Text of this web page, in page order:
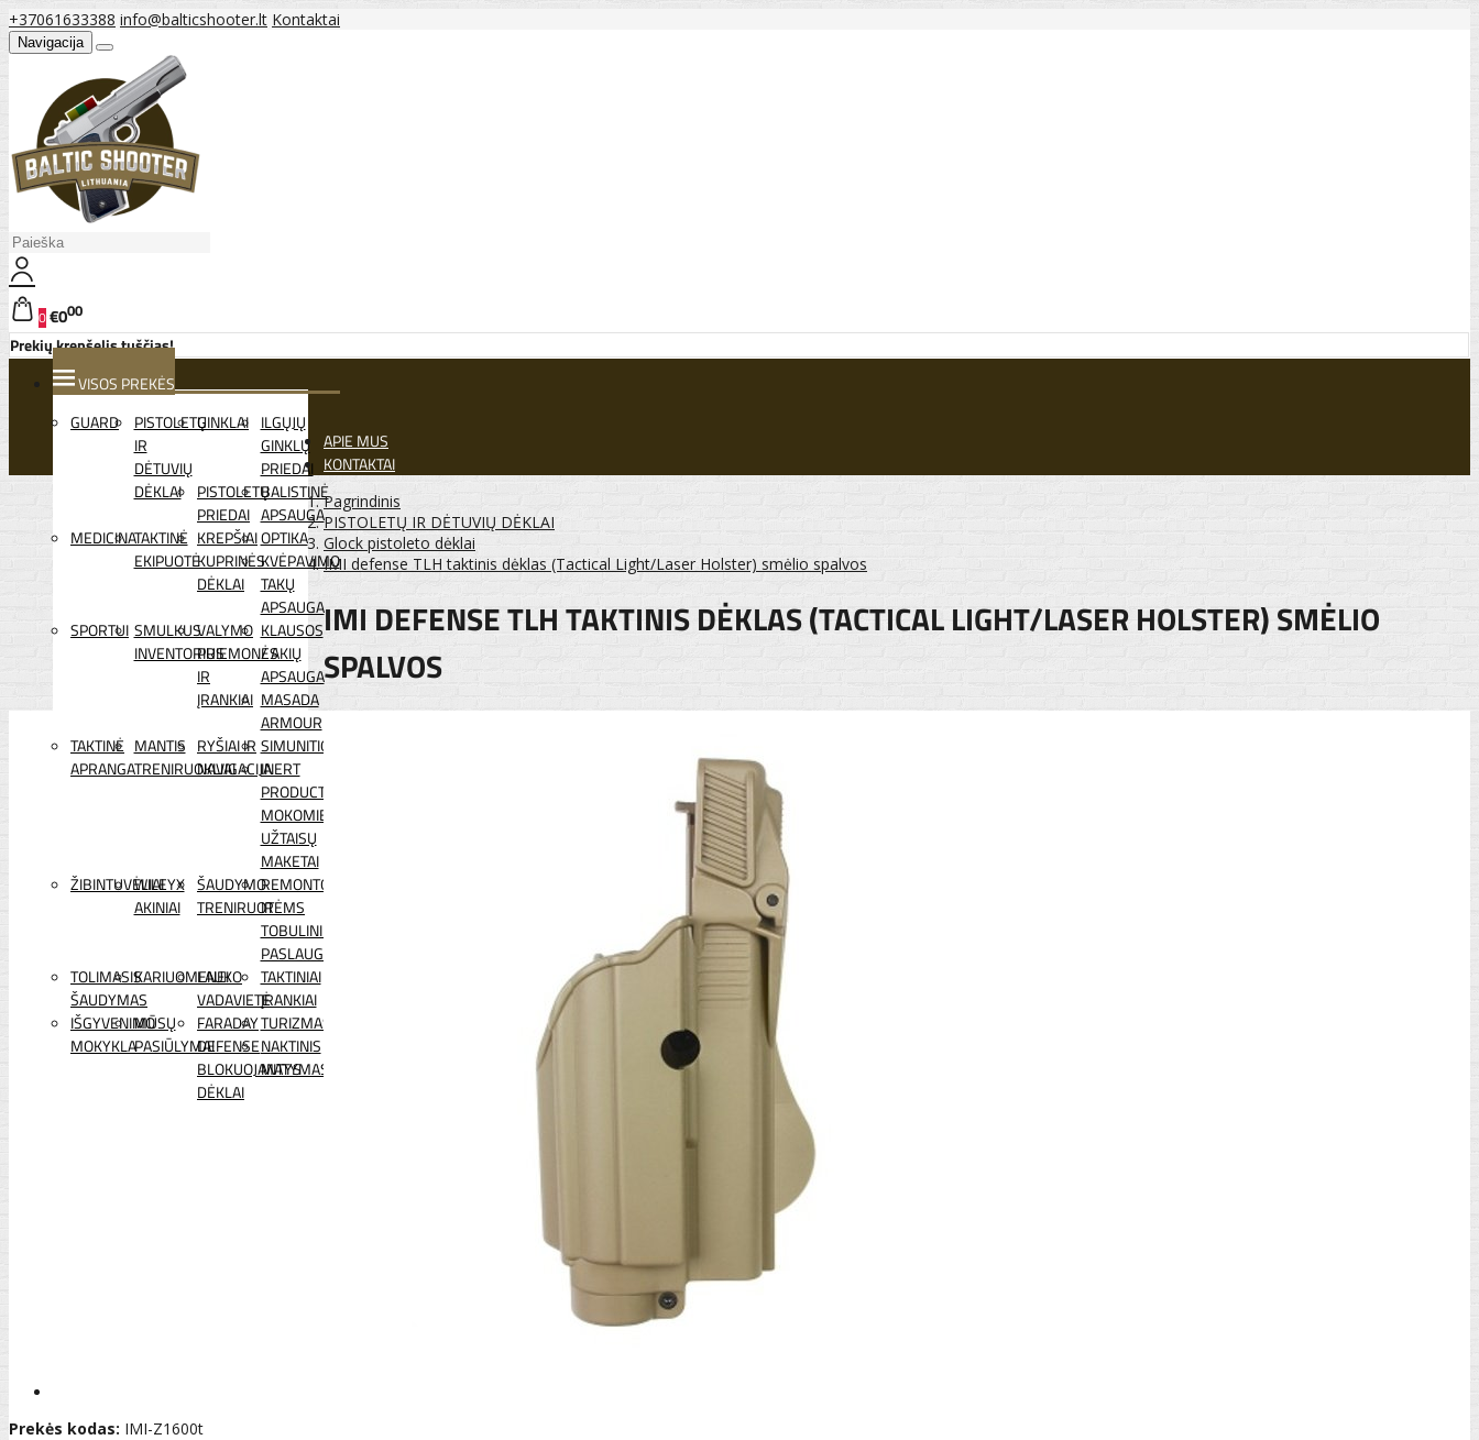
+37061633388 info@balticshooter.lt Kontaktai
Navigacija
0€000
Prekių krepšelis tuščias!
VISOS PREKĖS
GUARD
PISTOLETŲ
IR
DĖTUVIŲ
DĖKLAI
GINKLAI ILGŲJŲ
GINKLŲ
PRIEDAI
PISTOLETŲ
PRIEDAI
BALISTINĖ
APSAUGA
MEDICINATAKTINĖ
EKIPUOTĖ
KREPŠIAI
KUPRINĖS
DĖKLAI
OPTIKA
KVĖPAVIMO
TAKŲ
APSAUGA
SPORTUI SMULKUS
INVENTORIUS
VALYMO
PRIEMONĖS
IR
ĮRANKIAI
KLAUSOS
/ AKIŲ
APSAUGA
MASADA
ARMOUR
TAKTINĖ
APRANGA
MANTIS
TRENIRUOKLIAI
RYŠIAI IR
NAVIGACIJA
SIMUNITION
INERT
PRODUCTS
MOKOMIEJI
UŽTAISŲ
MAKETAI
ŽIBINTUVĖLIAI
WILEYX
AKINIAI
ŠAUDYMO
TRENIRUOTĖMS
REMONTO
IR
TOBULINIMO
PASLAUGOS
TOLIMASIS
ŠAUDYMAS
KARIUOMENEI
LAUKO
VADAVIETĖ
TAKTINIAI
ĮRANKIAI
IŠGYVENIMO
MOKYKLA
MŪSŲ
PASIŪLYMAI
FARADAY
DEFENSE
BLOKUOJANTYS
DĖKLAI
TURIZMAS
NAKTINIS
MATYMAS
APIE MUS
KONTAKTAI
Pagrindinis
PISTOLETŲ IR DĖTUVIŲ DĖKLAI
Glock pistoleto dėklai
IMI defense TLH taktinis dėklas (Tactical Light/Laser Holster) smėlio spalvos
IMI DEFENSE TLH TAKTINIS DĖKLAS (TACTICAL LIGHT/LASER HOLSTER) SMĖLIO
SPALVOS
Prekės kodas: IMI-Z1600t